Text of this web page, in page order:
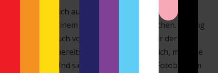
Neulich habe ich auf Facebook auf ein Angebot
reagiert, bei einem Produkttest mitzumachen. Es ging
um ein Fotobuch von
. Da mir der
Firmenname bereits etwas sagte, dachte ich, machste
halt mal mit. Und siehe da, ich durfte ein Fotobuch im